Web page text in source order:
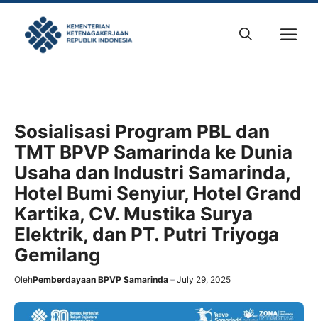
content
Sosialisasi Program PBL dan
TMT BPVP Samarinda ke Dunia
Usaha dan Industri Samarinda,
Hotel Bumi Senyiur, Hotel Grand
Kartika, CV. Mustika Surya
Elektrik, dan PT. Putri Triyoga
Gemilang
OlehPemberdayaan BPVP Samarinda July 29, 2025